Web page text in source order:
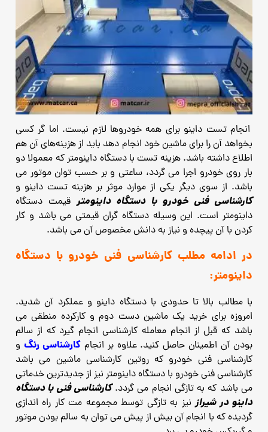
انجام تست داینو برای همه خودروها لازم نیست. اما گر کسی
بخواهد آن را برای ماشین خود انجام دهد باید از هزینه‌های آن هم
اطلاع داشته باشد. هزینه تست با دستگاه داینومتر که معمولا دو
بار روی خودرو اجرا می‌ گردد، ساعتی و بر حسب توان موتور می
باشد. از سوی دیگر یکی از موارد موثر بر هزینه تست داینو و
کارشناسی فنی خودرو با دستگاه داینومترقیمت دستگاه
داینومتر است. این وسیله دستگاه گران قیمتی می باشد و کار
کردن با آن پیچده و نیاز به دانش مخصوص آن می باشد.
در ادامه مطلب کارشناسی فنی خودرو با دستگاه
داینومتر:
با مطالب بالا تا حدودی با دستگاه داینو و عملکرد آن شدید.
امروزه برای خرید یک ماشین دست دوم و کارکرده منطقی می
باشد که قبل از انجام معامله کارشناسی انجام گیرد که از سالم
بودن آن اطمینان حاصل کنید. علاوه بر انجامکارشناسی رنگ و
کارشناسی فنی خودرو که روتین کارشناسی ماشین می باشد
کارشناسی فنی خودرو با دستگاه داینومتر نیز از جدیدترین خدماتی
می باشد که به تازگی انجام می گردد.کارشناسی فنی با دستگاه
داینو در شیرازنیز به تازگی توسط مجموعه مت کار راه اندازی
گردیده که با انجام آن بیش از پیش می توان به سالم بودن موتور